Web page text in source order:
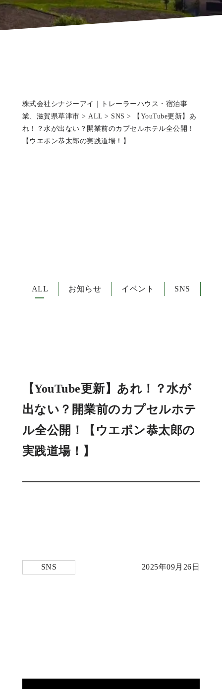
株式会社シナジーアイ｜トレーラーハウス・宿泊事
業、滋賀県草津市 > ALL > SNS >
【YouTube更新】あ
れ！？水が出ない？開業前のカプセルホテル全公開！
【ウエポン恭太郎の実践道場！】
ALL お知らせ イベント SNS
【YouTube更新】あれ！？水が
出ない？開業前のカプセルホテ
ル全公開！【ウエポン恭太郎の
実践道場！】
SNS 2025年09月26日